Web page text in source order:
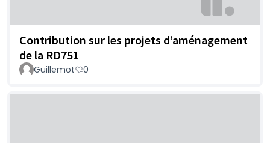
Contribution sur les projets d’aménagement
de la RD751
Guillemot 0